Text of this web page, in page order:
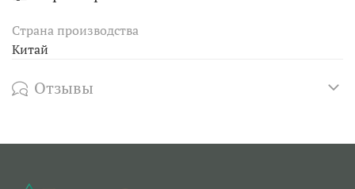
Страна производства
Китай
Отзывы